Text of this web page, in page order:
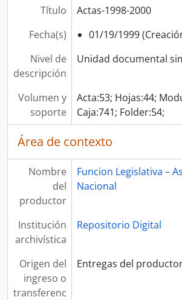
Título
Actas-1998-2000
Fecha(s)
01/19/1999
Nivel de
descripción
Unidad documental
Volumen y
soporte
Acta:53; Hojas:44;
Caja:741; Folder:54;
Área de contexto
Nombre
del
productor
Funcion Legislativa –
Nacional
Institución
archivística
Repositorio Digital
Origen del
ingreso o
transferenc
Entregas del